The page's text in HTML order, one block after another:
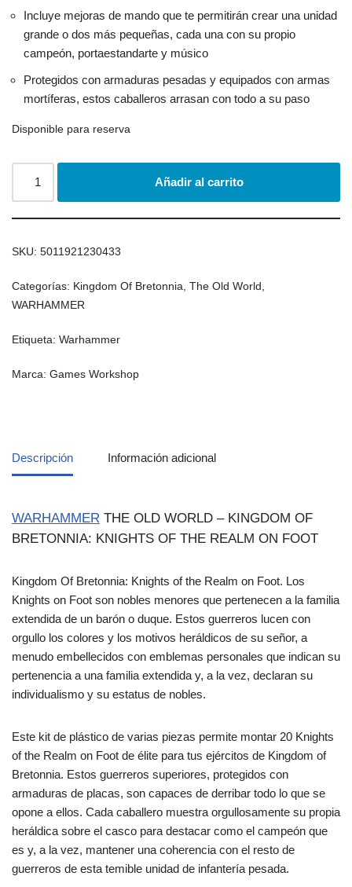
Incluye mejoras de mando que te permitirán crear una unidad
grande o dos más pequeñas, cada una con su propio
campeón, portaestandarte y músico
Protegidos con armaduras pesadas y equipados con armas
mortíferas, estos caballeros arrasan con todo a su paso
Disponible para reserva
Añadir al carrito
SKU: 5011921230433
Categorías: Kingdom Of Bretonnia The Old World
WARHAMMER
Etiqueta: Warhammer
Marca: Games Workshop
Descripción Información adicional
WARHAMMER THE OLD WORLD – KINGDOM OF
BRETONNIA: KNIGHTS OF THE REALM ON FOOT
Kingdom Of Bretonnia: Knights of the Realm on Foot. Los
Knights on Foot son nobles menores que pertenecen a la familia
extendida de un barón o duque. Estos guerreros lucen con
orgullo los colores y los motivos heráldicos de su señor, a
menudo embellecidos con emblemas personales que indican su
pertenencia a una familia extendida y, a la vez, declaran su
individualismo y su estatus de nobles.
Este kit de plástico de varias piezas permite montar 20 Knights
of the Realm on Foot de élite para tus ejércitos de Kingdom of
Bretonnia. Estos guerreros superiores, protegidos con
armaduras de placas, son capaces de derribar todo lo que se
opone a ellos. Cada caballero muestra orgullosamente su propia
heráldica sobre el casco para destacar como el campeón que
es y, a la vez, mantener una coherencia con el resto de
guerreros de esta temible unidad de infantería pesada.